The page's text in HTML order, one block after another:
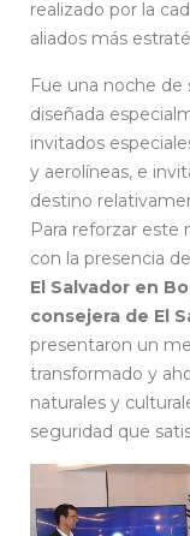
realizado por la
aliados más
Fue una noche de
diseñada
invitados
y aerolíneas, e
destino
Para reforzar
con la presencia de
El Salvador en
consejera de El
presentaron un
transformado y
naturales y
seguridad que